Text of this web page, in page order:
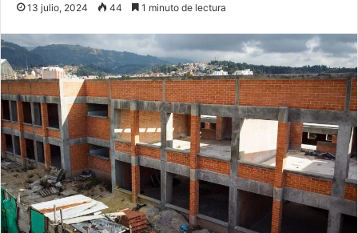
13 julio, 2024 44 1 minuto de lectura